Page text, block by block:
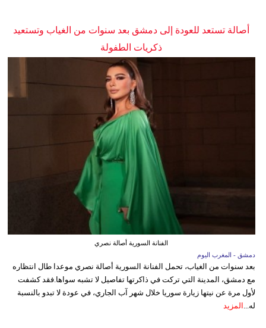
أصالة تستعد للعودة إلى دمشق بعد سنوات من الغياب وتستعيد
ذكريات الطفولة
الفنانة السورية أصالة نصري
دمشق - المغرب اليوم
بعد سنوات من الغياب، تحمل الفنانة السورية أصالة نصري موعدا طال انتظاره
مع دمشق، المدينة التي تركت في ذاكرتها تفاصيل لا تشبه سواها.فقد كشفت
لأول مرة عن نيتها زيارة سوريا خلال شهر آب الجاري، في عودة لا تبدو بالنسبة
له...
المزيد